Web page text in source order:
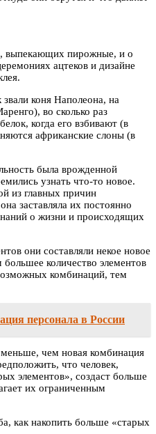
выпекающих пирожные, и о
ацтеков и дизайне
коня Наполеона, на
во сколько раз
когда его взбивают (в
африканские слоны (в
была врожденной
узнать что-то новое.
из главных причин
заставляла их постоянно
о жизни и происходящих
они составляли некое новое
количество элементов
комбинаций, тем
персонала в России
чем новая комбинация
что человек,
элементов», создаст больше
их ограниченным
как накопить больше «старых